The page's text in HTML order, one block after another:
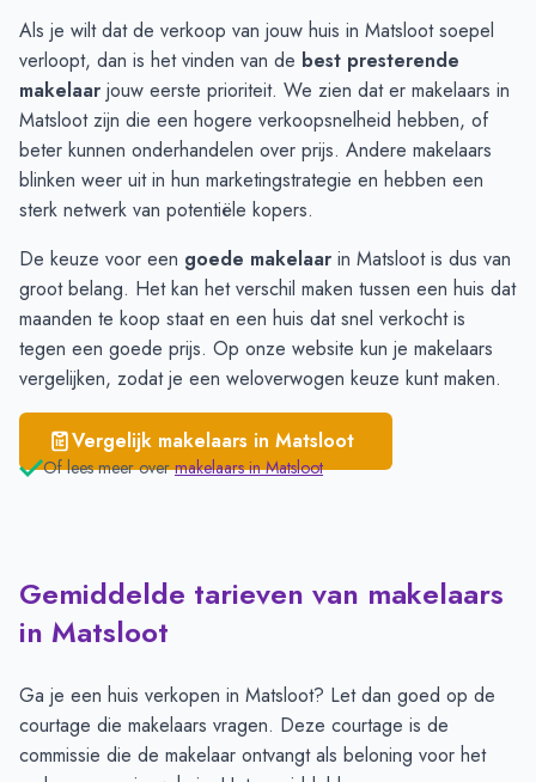
Paterswolde
Eelde
€ 4.331
Foxwolde
€ 4.310
Peize
€ 4.040
Leutingewolde
€ 3.134
Matsloot
€ 2.258
Als je wilt dat de verkoop van jouw huis in Matsloot soepel
verloopt, dan is het vinden van de best presterende
makelaar jouw eerste prioriteit. We zien dat er makelaars in
Matsloot zijn die een hogere verkoopsnelheid hebben, of
beter kunnen onderhandelen over prijs. Andere makelaars
blinken weer uit in hun marketingstrategie en hebben een
sterk netwerk van potentiële kopers.
De keuze voor een goede makelaar in Matsloot is dus van
groot belang. Het kan het verschil maken tussen een huis dat
maanden te koop staat en een huis dat snel verkocht is
tegen een goede prijs. Op onze website kun je makelaars
vergelijken, zodat je een weloverwogen keuze kunt maken.
Vergelijk makelaars in Matsloot
Of lees meer over makelaars inMatsloot
Gemiddelde tarieven van makelaars
in Matsloot
Ga je een huis verkopen in Matsloot? Let dan goed op de
courtage die makelaars vragen. Deze courtage is de
commissie die de makelaar ontvangt als beloning voor het